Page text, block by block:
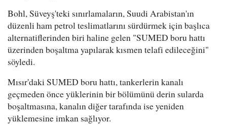
Bohl, Süveyş'teki sınırlamaların, Suudi Arabistan'ın
düzenli ham petrol teslimatlarını sürdürmek için başlıca
alternatiflerinden biri haline gelen "SUMED boru hattı
üzerinden boşaltma yapılarak kısmen telafi edileceğini"
söyledi.
Mısır'daki SUMED boru hattı, tankerlerin kanalı
geçmeden önce yüklerinin bir bölümünü derin sularda
boşaltmasına, kanalın diğer tarafında ise yeniden
yüklemesine imkan sağlıyor.